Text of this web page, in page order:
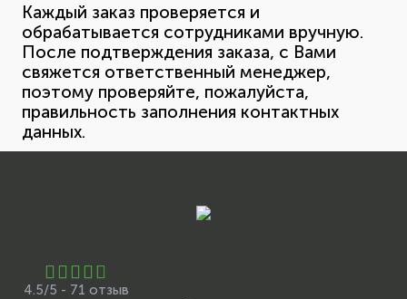
Каждый заказ проверяется и
обрабатывается сотрудниками вручную.
После подтверждения заказа, с Вами
свяжется ответственный менеджер,
поэтому проверяйте, пожалуйста,
правильность заполнения контактных
данных.
4.5/5 - 71 отзыв